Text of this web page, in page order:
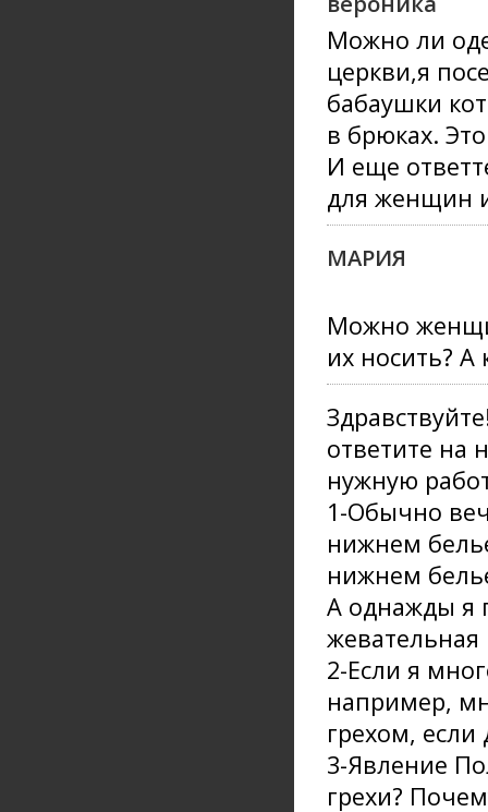
Можно ли
церкви,я
бабаушки
в брюках.
И еще
для женщин
МАРИЯ
Можно
их носить?
ответите на
нужную
1-Обычно
нижнем
нижнем
А однажды я
жевательная
2-Если я
например,
грехом, если
3-Явление
грехи?